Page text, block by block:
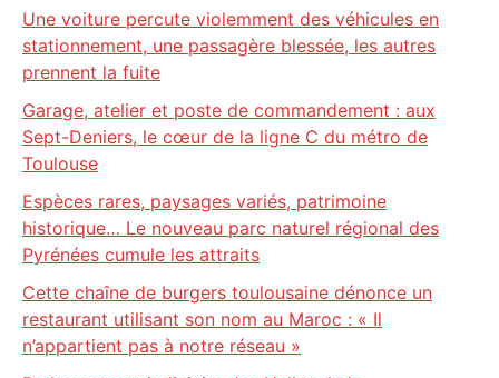
Une voiture percute violemment des véhicules en
stationnement, une passagère blessée, les autres
prennent la fuite
Garage, atelier et poste de commandement : aux
Sept-Deniers, le cœur de la ligne C du métro de
Toulouse
Espèces rares, paysages variés, patrimoine
historique… Le nouveau parc naturel régional des
Pyrénées cumule les attraits
Cette chaîne de burgers toulousaine dénonce un
restaurant utilisant son nom au Maroc : « Il
n’appartient pas à notre réseau »